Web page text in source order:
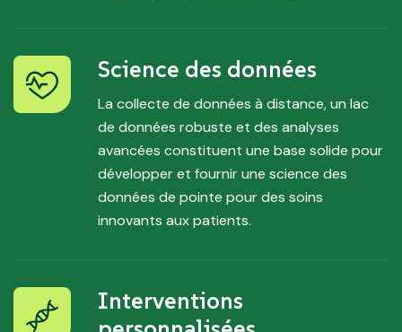
Science des données
La collecte de données à distance, un lac
de données robuste et des analyses
avancées constituent une base solide pour
développer et fournir une science des
données de pointe pour des soins
innovants aux patients.
Interventions